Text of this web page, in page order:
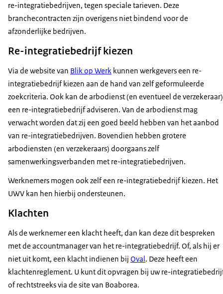
re-integratiebedrijven, tegen speciale tarieven. Deze
branchecontracten zijn overigens niet bindend voor de
afzonderlijke bedrijven.
Re-integratiebedrijf kiezen
Via de website van Blik op Werk kunnen werkgevers een re-
integratiebedrijf kiezen aan de hand van zelf geformuleerde
zoekcriteria. Ook kan de arbodienst (en eventueel de verzekeraar)
een re-integratiebedrijf adviseren. Van de arbodienst mag
verwacht worden dat zij een goed beeld hebben van het aanbod
van re-integratiebedrijven. Bovendien hebben grotere
arbodiensten (en verzekeraars) doorgaans zelf
samenwerkingsverbanden met re-integratiebedrijven.
Werknemers mogen ook zelf een re-integratiebedrijf kiezen. Het
UWV kan hen hierbij ondersteunen.
Klachten
Als de werknemer een klacht heeft, dan kan deze dit bespreken
met de accountmanager van het re-integratiebedrijf. Of, als hij er
niet uit komt, een klacht indienen bij Oval . Deze heeft een
klachtenreglement. U kunt dit opvragen bij uw re-
of rechtstreeks via de site van Boaborea.